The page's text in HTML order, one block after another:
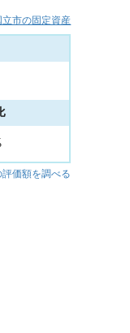
立市の固定資産
価額を調べる